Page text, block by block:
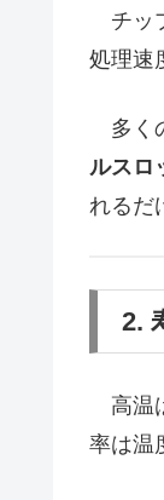
チッ
処理速
多く
ルスロ
れるだ
2.
高温
率は温